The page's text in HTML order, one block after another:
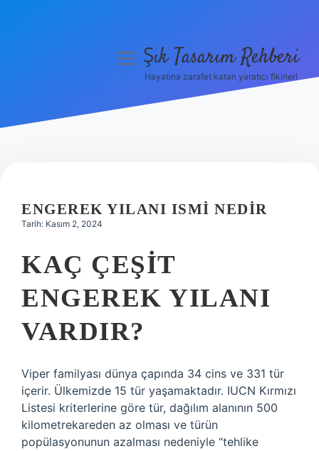
Hakkımızda
menüyüŞık Tasarım Rehberi
Hayatına zarafet katan yaratıcı fikirler!
ENGEREK YILANI ISMI NEDIR
Tarih: Kasım 2, 2024
KAÇ ÇEŞIT
ENGEREK YILANI
VARDIR?
Viper familyası dünya çapında 34 cins ve 331 tür
içerir. Ülkemizde 15 tür yaşamaktadır. IUCN Kırmızı
Listesi kriterlerine göre tür, dağılım alanının 500
kilometrekareden az olması ve türün
popülasyonunun azalması nedeniyle “tehlike